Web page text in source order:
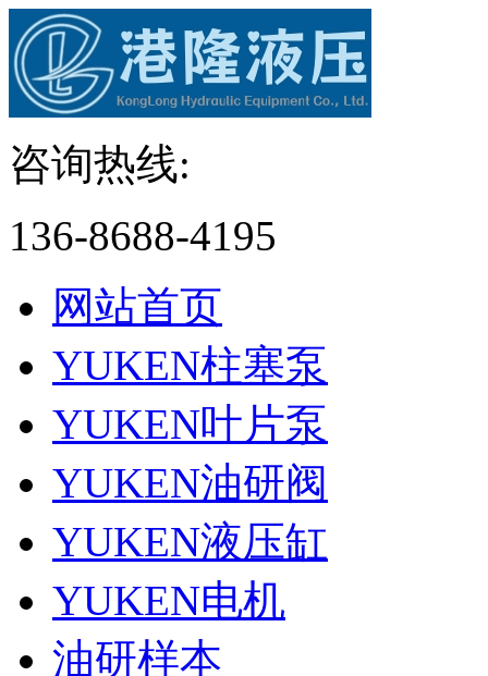
咨询热线:
136-8688-4195
网站首页
YUKEN柱塞泵
YUKEN叶片泵
YUKEN油研阀
YUKEN液压缸
YUKEN电机
油研样本